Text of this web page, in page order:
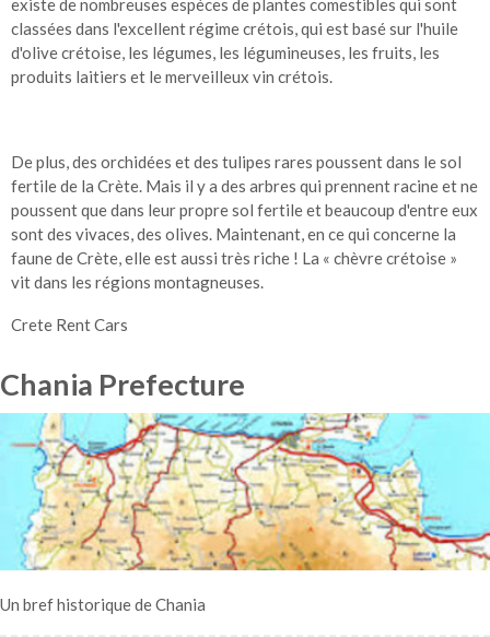
existe de nombreuses espèces de plantes comestibles qui sont
classées dans l'excellent régime crétois, qui est basé sur l'huile
d'olive crétoise, les légumes, les légumineuses, les fruits, les
produits laitiers et le merveilleux vin crétois.
De plus, des orchidées et des tulipes rares poussent dans le sol
fertile de la Crète. Mais il y a des arbres qui prennent racine et ne
poussent que dans leur propre sol fertile et beaucoup d'entre eux
sont des vivaces, des olives. Maintenant, en ce qui concerne la
faune de Crète, elle est aussi très riche ! La « chèvre crétoise »
vit dans les régions montagneuses.
Crete Rent Cars
Chania Prefecture
Un bref historique de Chania